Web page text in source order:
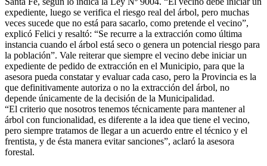
expediente, luego se verifica el riesgo real del árbol, pero muchas
veces sucede que no está para sacarlo, como pretende el vecino”,
explicó Felici y resaltó: “Se recurre a la extracción como última
instancia cuando el árbol está seco o genera un potencial riesgo para
la población”. Vale reiterar que siempre el vecino debe iniciar un
expediente de pedido de extracción en el Municipio, para que la
asesora pueda constatar y evaluar cada caso, pero la Provincia es la
que definitivamente autoriza o no la extracción del árbol, no
depende únicamente de la decisión de la Municipalidad.
“El criterio que nosotros tenemos técnicamente para mantener al
árbol con funcionalidad, es diferente a la idea que tiene el vecino,
pero siempre tratamos de llegar a un acuerdo entre el técnico y el
frentista, y de ésta manera evitar sanciones”, aclaró la asesora
forestal.